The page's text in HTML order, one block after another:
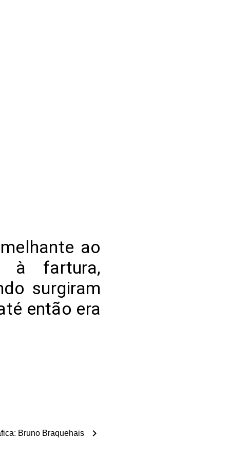
ao
à fartura,
surgiram
então era
Bruno Braquehais chevron_right